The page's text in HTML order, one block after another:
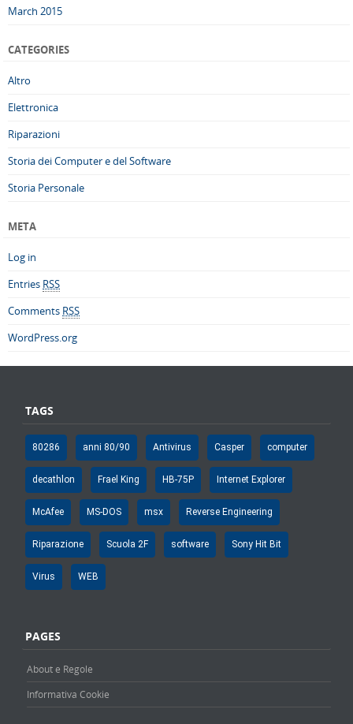
March 2015
CATEGORIES
Altro
Elettronica
Riparazioni
Storia dei Computer e del Software
Storia Personale
META
Log in
Entries RSS
Comments RSS
WordPress.org
TAGS
80286 anni 80/90 Antivirus Casper computer
decathlon Frael King HB-75P Internet Explorer
McAfee MS-DOS msx Reverse Engineering
Riparazione Scuola 2F software Sony Hit Bit
Virus WEB
PAGES
About e Regole
Informativa Cookie